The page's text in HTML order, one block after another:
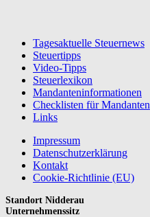
Tagesaktuelle Steuernews
Steuertipps
Video-Tipps
Steuerlexikon
Mandanteninformationen
Checklisten für Mandanten
Links
Impressum
Datenschutzerklärung
Kontakt
Cookie-Richtlinie (EU)
Standort Nidderau
Unternehmenssitz